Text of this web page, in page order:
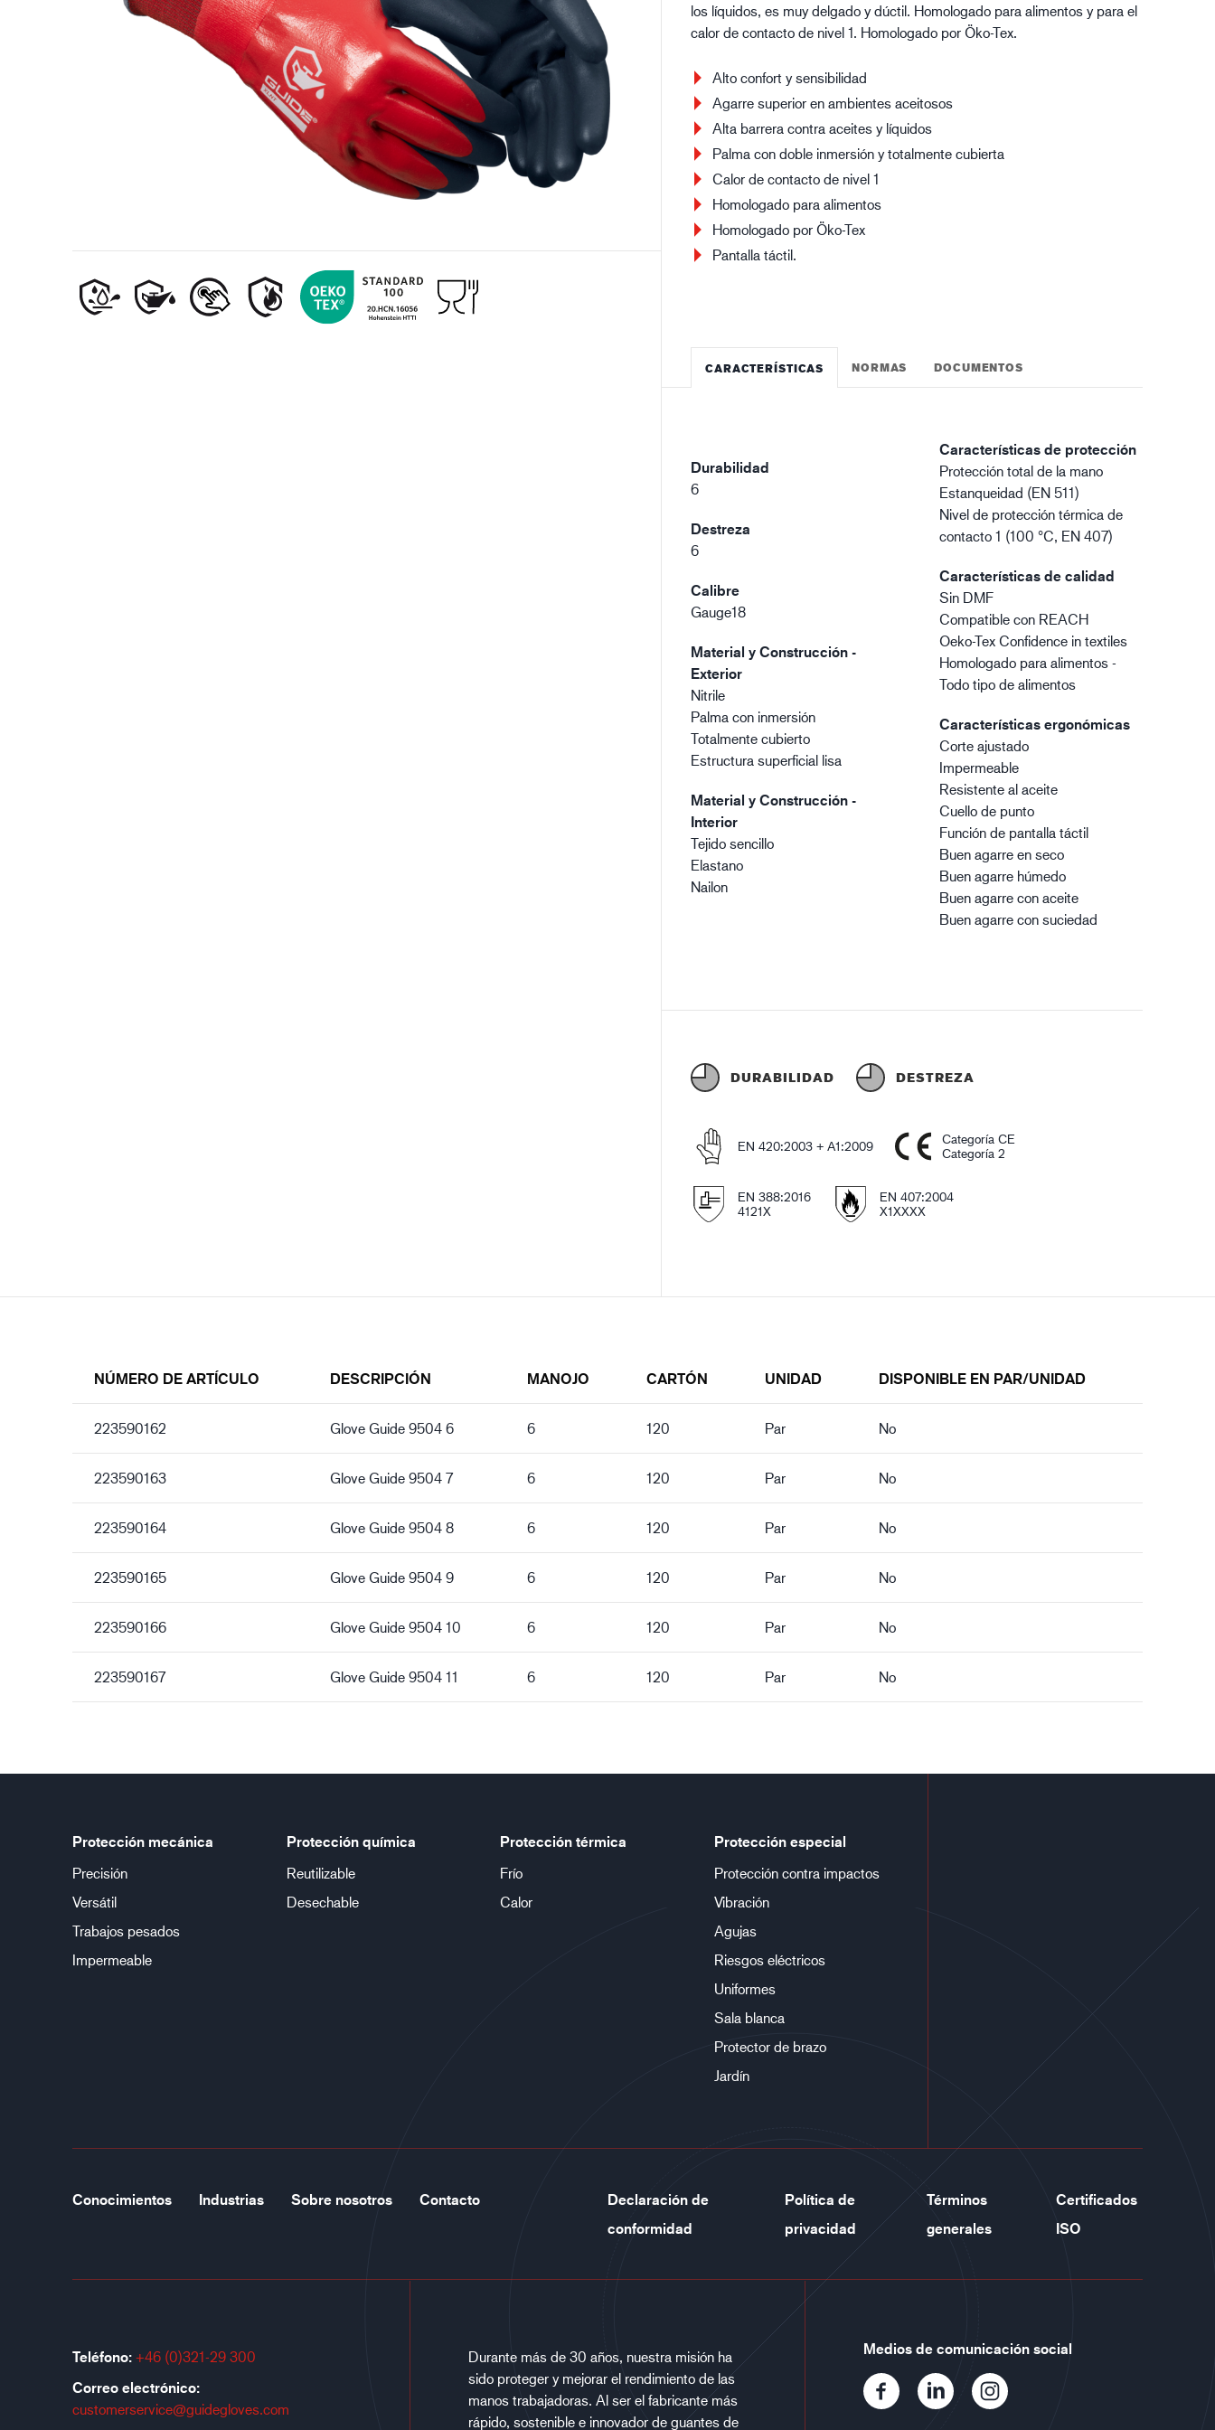
Industria petrolera y gasística Edificación y construcción Logística
los líquidos, es muy delgado y dúctil. Homologado para alimentos y para el
calor de contacto de nivel 1. Homologado por Öko-Tex.
Alto confort y sensibilidad
Agarre superior en ambientes aceitosos
Alta barrera contra aceites y líquidos
Palma con doble inmersión y totalmente cubierta
Calor de contacto de nivel 1
Homologado para alimentos
Homologado por Öko-Tex
Pantalla táctil.
CARACTERÍSTICAS NORMAS DOCUMENTOS
Durabilidad
6
Destreza
6
Calibre
Gauge18
Material y Construcción -
Exterior
Nitrile
Palma con inmersión
Totalmente cubierto
Estructura superficial lisa
Material y Construcción -
Interior
Tejido sencillo
Elastano
Nailon
Características de protección
Protección total de la mano
Estanqueidad (EN 511)
Nivel de protección térmica de
contacto 1 (100 °C, EN 407)
Características de calidad
Sin DMF
Compatible con REACH
Oeko-Tex Confidence in textiles
Homologado para alimentos -
Todo tipo de alimentos
Características ergonómicas
Corte ajustado
Impermeable
Resistente al aceite
Cuello de punto
Función de pantalla táctil
Buen agarre en seco
Buen agarre húmedo
Buen agarre con aceite
Buen agarre con suciedad
DURABILIDAD DESTREZA
EN 420:2003 + A1:2009
Categoría CE
Categoría 2
EN 388:2016
4121X
EN 407:2004
X1XXXX
NÚMERO DE ARTÍCULO DESCRIPCIÓN MANOJO CARTÓN UNIDAD DISPONIBLE EN PAR/UNIDAD
223590162 Glove Guide 9504 6 6 120 Par No
223590163 Glove Guide 9504 7 6 120 Par No
223590164 Glove Guide 9504 8 6 120 Par No
223590165 Glove Guide 9504 9 6 120 Par No
223590166 Glove Guide 9504 10 6 120 Par No
223590167 Glove Guide 9504 11 6 120 Par No
Protección mecánica
Precisión
Versátil
Trabajos pesados
Impermeable
Protección química
Reutilizable
Desechable
Protección térmica
Frío
Calor
Protección especial
Protección contra impactos
Vibración
Agujas
Riesgos eléctricos
Uniformes
Sala blanca
Protector de brazo
Jardín
Conocimientos Industrias Sobre nosotros Contacto
Declaración de
conformidad
Política de
privacidad
Términos
generales
Certificados
ISO
Teléfono: +46 (0)321-29 300
Correo electrónico:
customerservice@guidegloves.com
Durante más de 30 años, nuestra misión ha
sido proteger y mejorar el rendimiento de las
manos trabajadoras. Al ser el fabricante más
rápido, sostenible e innovador de guantes de
Medios de comunicación social